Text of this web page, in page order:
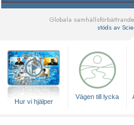
Globala
stöds av
Hur vi hjälper
Vägen till lycka